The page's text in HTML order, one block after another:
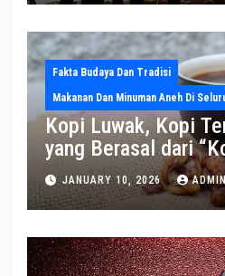
Fakta Budaya Dan Tradisi
Makanan Dan Minuman Aneh Di
Kopi Luwak, Kopi
yang Berasal dari
JANUARY 10, 2026